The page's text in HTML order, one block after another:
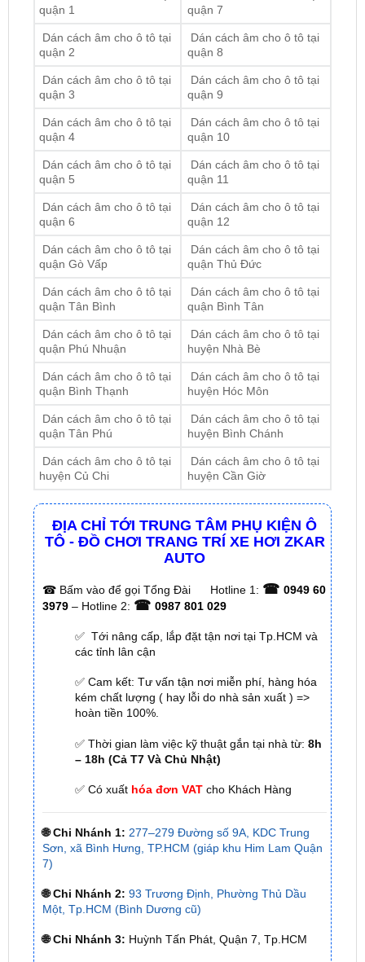
quận 1
quận 7
Dán cách âm cho ô tô tại
quận 2
Dán cách âm cho ô tô tại
quận 8
Dán cách âm cho ô tô tại
quận 3
Dán cách âm cho ô tô tại
quận 9
Dán cách âm cho ô tô tại
quận 4
Dán cách âm cho ô tô tại
quận 10
Dán cách âm cho ô tô tại
quận 5
Dán cách âm cho ô tô tại
quận 11
Dán cách âm cho ô tô tại
quận 6
Dán cách âm cho ô tô tại
quận 12
Dán cách âm cho ô tô tại
quận Gò Vấp
Dán cách âm cho ô tô tại
quận Thủ Đức
Dán cách âm cho ô tô tại
quận Tân Bình
Dán cách âm cho ô tô tại
quận Bình Tân
Dán cách âm cho ô tô tại
quận Phú Nhuận
Dán cách âm cho ô tô tại
huyện Nhà Bè
Dán cách âm cho ô tô tại
quận Bình Thạnh
Dán cách âm cho ô tô tại
huyện Hóc Môn
Dán cách âm cho ô tô tại
quận Tân Phú
Dán cách âm cho ô tô tại
huyện Bình Chánh
Dán cách âm cho ô tô tại
huyện Củ Chi
Dán cách âm cho ô tô tại
huyện Cần Giờ
ĐỊA CHỈ TỚI TRUNG TÂM PHỤ KIỆN Ô
TÔ - ĐỒ CHƠI TRANG TRÍ XE HƠI ZKAR
AUTO
☎Bấm vào để gọi Tổng Đài Hotline 1: ☎ 0949 60
3979 – Hotline 2: ☎ 0987 801 029
✅ Tới nâng cấp, lắp đặt tận nơi tại Tp.HCM và
các tỉnh lân cận
✅ Cam kết: Tư vấn tận nơi miễn phí, hàng hóa
kém chất lượng ( hay lỗi do nhà sản xuất ) =>
hoàn tiền 100%.
✅ Thời gian làm việc kỹ thuật gắn tại nhà từ: 8h
– 18h (Cả T7 Và Chủ Nhật)
✅ Có xuất hóa đơn VATcho Khách Hàng
🌐 Chi Nhánh 1: 277–279 Đường số 9A, KDC Trung
Sơn, xã Bình Hưng, TP.HCM (giáp khu Him Lam Quận
7)
🌐 Chi Nhánh 2: 93 Trương Định, Phường Thủ Dầu
Một, Tp.HCM (Bình Dương cũ)
🌐 Chi Nhánh 3: Huỳnh Tấn Phát, Quận 7, Tp.HCM